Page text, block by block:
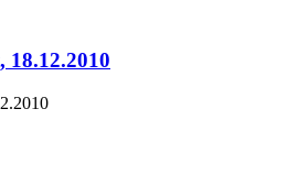
18.12.2010